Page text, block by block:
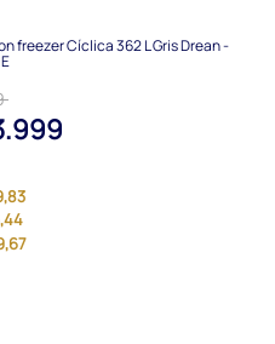
freezer Cíclica 362 L Gris Drean -